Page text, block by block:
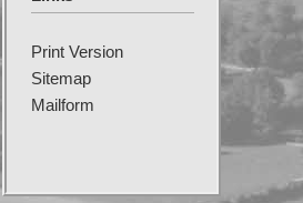
Print Version
Sitemap
Mailform